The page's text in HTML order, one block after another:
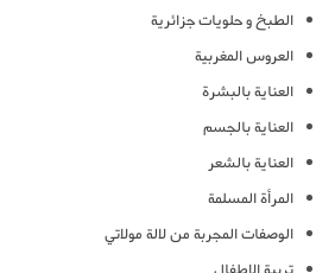
الطبخ و حلويات جزائرية
العروس المغربية
العناية بالبشرة
العناية بالجسم
العناية بالشعر
المرأة المسلمة
الوصفات المجربة من لالة مولاتي